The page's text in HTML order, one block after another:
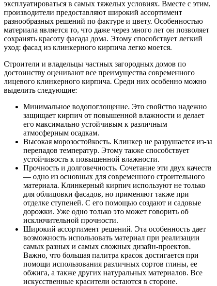
эксплуатироваться в самых тяжелых условиях. Вместе с этим,
производители предоставляют широкий ассортимент
разнообразных решений по фактуре и цвету. Особенностью
материала является то, что даже через много лет он позволяет
сохранять красоту фасада дома. Этому способствует легкий
уход: фасад из клинкерного кирпича легко моется.
Строители и владельцы частных загородных домов по
достоинству оценивают все преимущества современного
лицевого клинкерного кирпича. Среди них особенно можно
выделить следующие:
Минимальное водопоглощение. Это свойство надежно
защищает кирпич от повышенной влажности и делает
его максимально устойчивым к различным
атмосферным осадкам.
Высокая морозостойкость. Клинкер не разрушается из-за
перепадов температур. Этому также способствует
устойчивость к повышенной влажности.
Прочность и долговечность. Сочетание эти двух качеств
— одно из основных для современного строительного
материала. Клинкерный кирпич используют не только
для облицовки фасадов, но применяют также при
отделке ступеней. С его помощью создают и садовые
дорожки. Уже одно только это может говорить об
исключительной прочности.
Широкий ассортимент решений. Эта особенность дает
возможность использовать материал при реализации
самых разных и самых сложных дизайн-проектов.
Важно, что большая палитра красок достигается при
помощи использования различных сортов глины, ее
обжига, а также других натуральных материалов. Все
искусственные красители остаются в стороне.